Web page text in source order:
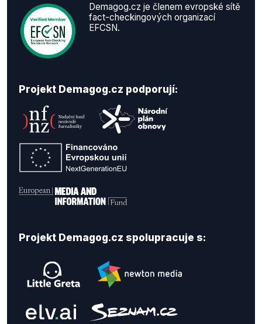
Demagog.cz je členem evropské sítě
fact-checkingových organizací
EFCSN.
Projekt Demagog.cz podporují:
Projekt Demagog.cz spolupracuje s: